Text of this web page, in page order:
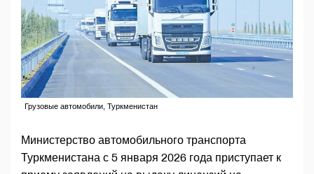
Грузовые автомобили, Туркменистан
Министерство автомобильного транспорта
Туркменистана с 5 января 2026 года приступает к